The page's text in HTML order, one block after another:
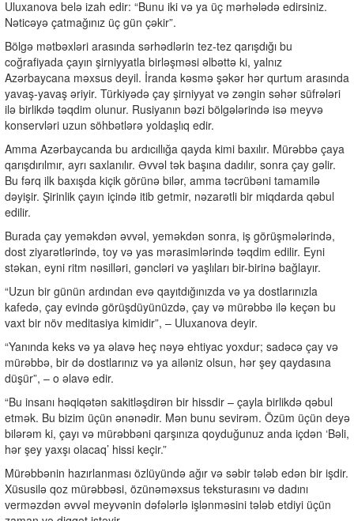
Uluxanova belə izah edir: “Bunu iki və ya üç mərhələdə edirsiniz.
Nəticəyə çatmağınız üç gün çəkir”.
Bölgə mətbəxləri arasında sərhədlərin tez-tez qarışdığı bu
coğrafiyada çayın şirniyyatla birləşməsi əlbəttə ki, yalnız
Azərbaycana məxsus deyil. İranda kəsmə şəkər hər qurtum arasında
yavaş-yavaş əriyir. Türkiyədə çay şirniyyat və zəngin səhər süfrələri
ilə birlikdə təqdim olunur. Rusiyanın bəzi bölgələrində isə meyvə
konservləri uzun söhbətlərə yoldaşlıq edir.
Amma Azərbaycanda bu ardıcıllığa qayda kimi baxılır. Mürəbbə çaya
qarışdırılmır, ayrı saxlanılır. Əvvəl tək başına dadılır, sonra çay gəlir.
Bu fərq ilk baxışda kiçik görünə bilər, amma təcrübəni tamamilə
dəyişir. Şirinlik çayın içində itib getmir, nəzarətli bir miqdarda qəbul
edilir.
Burada çay yeməkdən əvvəl, yeməkdən sonra, iş görüşmələrində,
dost ziyarətlərində, toy və yas mərasimlərində təqdim edilir. Eyni
stəkan, eyni ritm nəsilləri, gəncləri və yaşlıları bir-birinə bağlayır.
“Uzun bir günün ardından evə qayıtdığınızda və ya dostlarınızla
kafedə, çay evində görüşdüyünüzdə, çay və mürəbbə ilə keçən bu
vaxt bir növ meditasiya kimidir”, – Uluxanova deyir.
“Yanında keks və ya əlavə heç nəyə ehtiyac yoxdur; sadəcə çay və
mürəbbə, bir də dostlarınız və ya ailəniz olsun, hər şey qaydasına
düşür”, – o əlavə edir.
“Bu insanı həqiqətən sakitləşdirən bir hissdir – çayla birlikdə qəbul
etmək. Bu bizim üçün ənənədir. Mən bunu sevirəm. Özüm üçün deyə
bilərəm ki, çayı və mürəbbəni qarşınıza qoyduğunuz anda içdən ‘Bəli,
hər şey yaxşı olacaq’ hissi keçir.”
Mürəbbənin hazırlanması özlüyündə ağır və səbir tələb edən bir işdir.
Xüsusilə qoz mürəbbəsi, özünəməxsus teksturasını və dadını
verməzdən əvvəl meyvənin dəfələrlə işlənməsini tələb etdiyi üçün